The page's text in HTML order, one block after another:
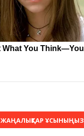
ЖАҢАЛЫҚТАР ҰСЫНЫҢЫЗ